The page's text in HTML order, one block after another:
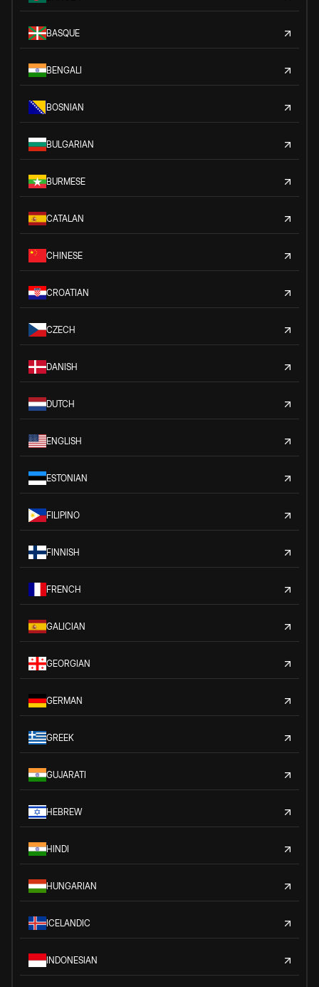
BASQUE
BENGALI
BOSNIAN
BULGARIAN
BURMESE
CATALAN
CHINESE
CROATIAN
CZECH
DANISH
DUTCH
ENGLISH
ESTONIAN
FILIPINO
FINNISH
FRENCH
GALICIAN
GEORGIAN
GERMAN
GREEK
GUJARATI
HEBREW
HINDI
HUNGARIAN
ICELANDIC
INDONESIAN